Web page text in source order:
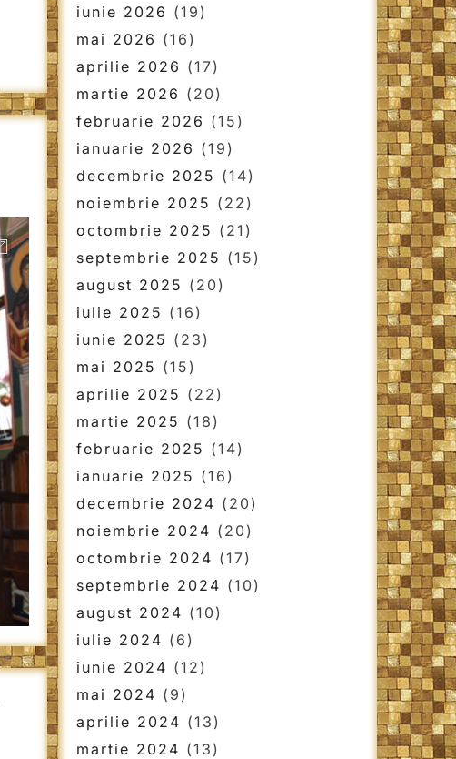
iunie 2026 (19)
mai 2026 (16)
aprilie 2026 (17)
martie 2026 (20)
februarie 2026 (15)
ianuarie 2026 (19)
decembrie 2025 (14)
noiembrie 2025 (22)
octombrie 2025 (21)
septembrie 2025 (15)
august 2025 (20)
iulie 2025 (16)
iunie 2025 (23)
mai 2025 (15)
aprilie 2025 (22)
martie 2025 (18)
februarie 2025 (14)
ianuarie 2025 (16)
decembrie 2024 (20)
noiembrie 2024 (20)
octombrie 2024 (17)
septembrie 2024 (10)
august 2024 (10)
iulie 2024 (6)
iunie 2024 (12)
mai 2024 (9)
aprilie 2024 (13)
martie 2024 (13)